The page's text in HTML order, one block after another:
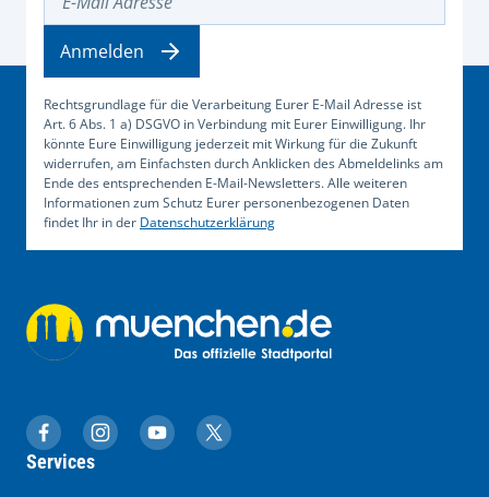
Rechtsgrundlage für die Verarbeitung Eurer E-Mail Adresse ist
Art. 6 Abs. 1 a) DSGVO in Verbindung mit Eurer Einwilligung. Ihr
könnte Eure Einwilligung jederzeit mit Wirkung für die Zukunft
widerrufen, am Einfachsten durch Anklicken des Abmeldelinks am
Ende des entsprechenden E-Mail-Newsletters. Alle weiteren
Informationen zum Schutz Eurer personenbezogenen Daten
findet Ihr in der Datenschutzerklärung
Anmelden
muenchen.de auf Facebook
muenchen.de auf Instagram
muenchen.de auf YouTube
muenchen.de auf X
Services